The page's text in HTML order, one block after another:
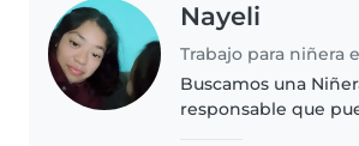
Nayeli
Buscamos una
responsable que